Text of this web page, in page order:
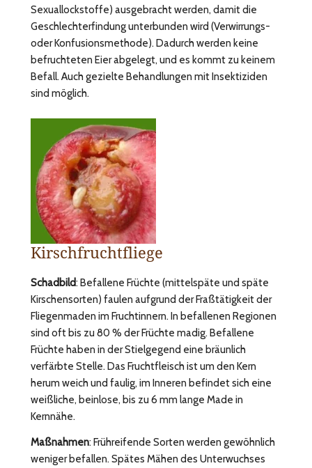
Sexuallockstoffe) ausgebracht werden, damit die
Geschlechterfindung unterbunden wird (Verwirrungs-
oder Konfusionsmethode). Dadurch werden keine
befruchteten Eier abgelegt, und es kommt zu keinem
Befall. Auch gezielte Behandlungen mit Insektiziden
sind möglich.
Kirschfruchtfliege
Schadbild: Befallene Früchte (mittelspäte und späte
Kirschensorten) faulen aufgrund der Fraßtätigkeit der
Fliegenmaden im Fruchtinnern. In befallenen Regionen
sind oft bis zu 80 % der Früchte madig. Befallene
Früchte haben in der Stielgegend eine bräunlich
verfärbte Stelle. Das Fruchtfleisch ist um den Kern
herum weich und faulig, im Inneren befindet sich eine
weißliche, beinlose, bis zu 6 mm lange Made in
Kernnähe.
Maßnahmen: Frühreifende Sorten werden gewöhnlich
weniger befallen. Spätes Mähen des Unterwuchses